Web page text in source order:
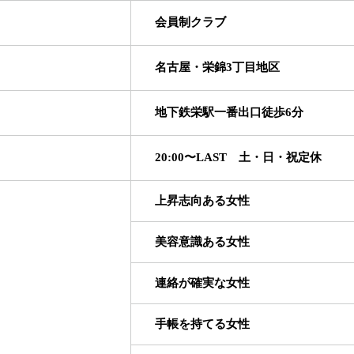
会員制クラブ
名古屋・栄錦3丁目地区
地下鉄栄駅一番出口徒歩6分
20:00〜LAST 土・日・祝定休
上昇志向ある女性
美容意識ある女性
連絡が確実な女性
手帳を持てる女性